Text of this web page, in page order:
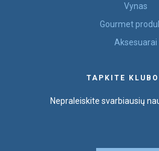
Vynas
Gourmet
Aksesuarai
TAPKITE
Nepraleiskite svarbiausių